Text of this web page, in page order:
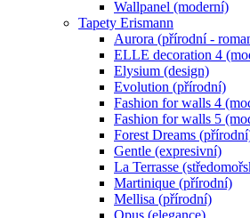
Wallpanel (moderní)
Tapety Erismann
Aurora (přírodní -
ELLE decoration 4
Elysium (design)
Evolution (přírodní)
Fashion for walls 4
Fashion for walls 5
Forest Dreams
Gentle (expresivní)
La Terrasse
Martinique (přírodní)
Mellisa (přírodní)
Opus (elegance)